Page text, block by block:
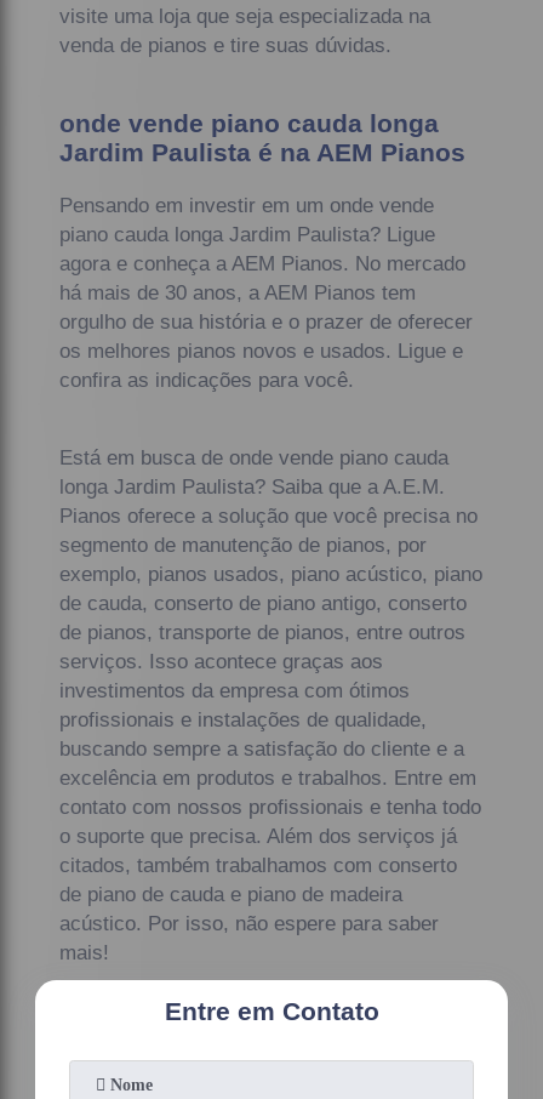
visite uma loja que seja especializada na
venda de pianos e tire suas dúvidas.
onde vende piano cauda longa
Jardim Paulista é na AEM Pianos
Pensando em investir em um onde vende
piano cauda longa Jardim Paulista? Ligue
agora e conheça a AEM Pianos. No mercado
há mais de 30 anos, a AEM Pianos tem
orgulho de sua história e o prazer de oferecer
os melhores pianos novos e usados. Ligue e
confira as indicações para você.
Está em busca de onde vende piano cauda
longa Jardim Paulista? Saiba que a A.E.M.
Pianos oferece a solução que você precisa no
segmento de manutenção de pianos, por
exemplo, pianos usados, piano acústico, piano
de cauda, conserto de piano antigo, conserto
de pianos, transporte de pianos, entre outros
serviços. Isso acontece graças aos
investimentos da empresa com ótimos
profissionais e instalações de qualidade,
buscando sempre a satisfação do cliente e a
excelência em produtos e trabalhos. Entre em
contato com nossos profissionais e tenha todo
o suporte que precisa. Além dos serviços já
citados, também trabalhamos com conserto
de piano de cauda e piano de madeira
acústico. Por isso, não espere para saber
mais!
Entre em Contato